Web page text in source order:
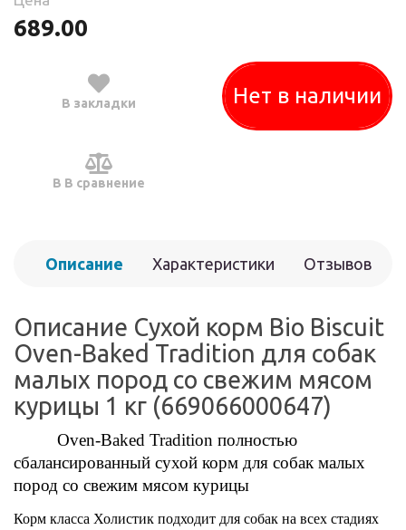
689.00
В закладки
В В сравнение
Нет в наличии
Описание Характеристики Отзывов
Описание Сухой корм Bio Biscuit
Oven-Baked Tradition для собак
малых пород со свежим мясом
курицы 1 кг (669066000647)
Oven-Baked Tradition полностью
сбалансированный сухой корм для собак малых
пород со свежим мясом курицы
Корм класса Холистик подходит для собак на всех стадиях